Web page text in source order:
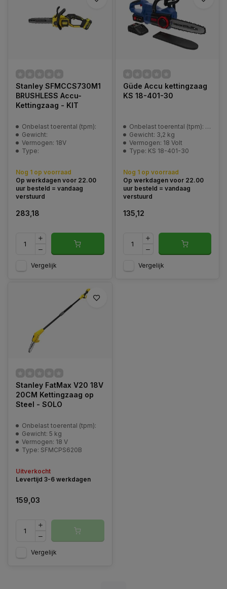
Stanley SFMCCS730M1
BRUSHLESS Accu-
Kettingzaag - KIT
Onbelast toerental (tpm):
Gewicht:
Vermogen: 18V
Type:
Nog 1 op voorraad
Op werkdagen voor 22.00
uur besteld = vandaag
verstuurd
283,18
Vergelijk
Güde Accu kettingzaag
KS 18-401-30
Onbelast toerental (tpm): 2100 min^-1
Gewicht: 3,2 kg
Vermogen: 18 Volt
Type: KS 18-401-30
Nog 1 op voorraad
Op werkdagen voor 22.00
uur besteld = vandaag
verstuurd
135,12
Vergelijk
Stanley FatMax V20 18V
20CM Kettingzaag op
Steel - SOLO
Onbelast toerental (tpm):
Gewicht: 5 kg
Vermogen: 18 V
Type: SFMCPS620B
Uitverkocht
Levertijd 3-6 werkdagen
159,03
Vergelijk